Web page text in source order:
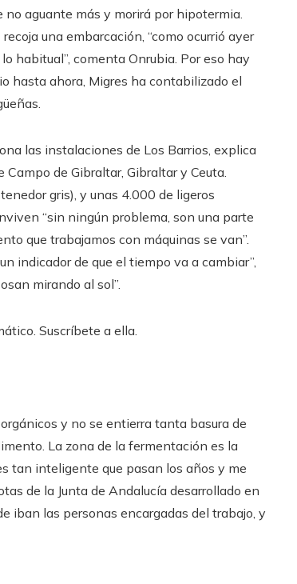
aguante más y morirá por hipotermia.
una embarcación, “como ocurrió ayer
habitual”, comenta Onrubia. Por eso hay
hasta ahora, Migres ha contabilizado el
las instalaciones de Los Barrios, explica
de Gibraltar, Gibraltar y Ceuta.
gris), y unas 4.000 de ligeros
“sin ningún problema, son una parte
que trabajamos con máquinas se van”.
indicador de que el tiempo va a cambiar”,
mirando al sol”.
Suscríbete a ella.
y no se entierra tanta basura de
La zona de la fermentación es la
tan inteligente que pasan los años y me
de la Junta de Andalucía desarrollado en
iban las personas encargadas del trabajo, y